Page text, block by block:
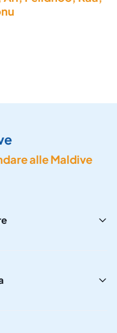
alle Maldive